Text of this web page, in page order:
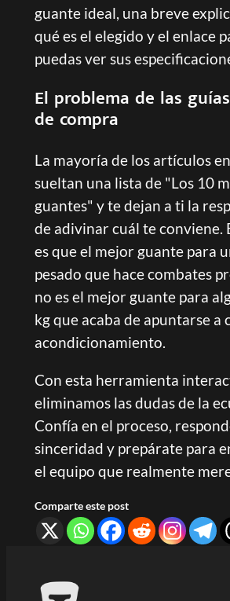
guante ideal, una breve
qué es el elegido y el enlace
puedas ver sus
El problema de las
de compra
La mayoría de los artículos
sueltan una lista de "Los 10
guantes" y te dejan a ti la
de adivinar cuál te conviene.
es que el mejor guante para
pesado que hace combates
no es el mejor guante para
kg que acaba de apuntarse a
acondicionamiento.
Con esta herramienta
eliminamos las dudas de la
Confía en el proceso,
sinceridad y prepárate para
el equipo que realmente
Comparte este post